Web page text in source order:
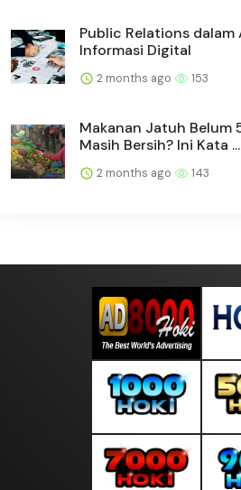
Public Relations dalam
Informasi Digital
2 months ago 153
Makanan Jatuh Belum
Masih Bersih? Ini Kata ...
2 months ago 143